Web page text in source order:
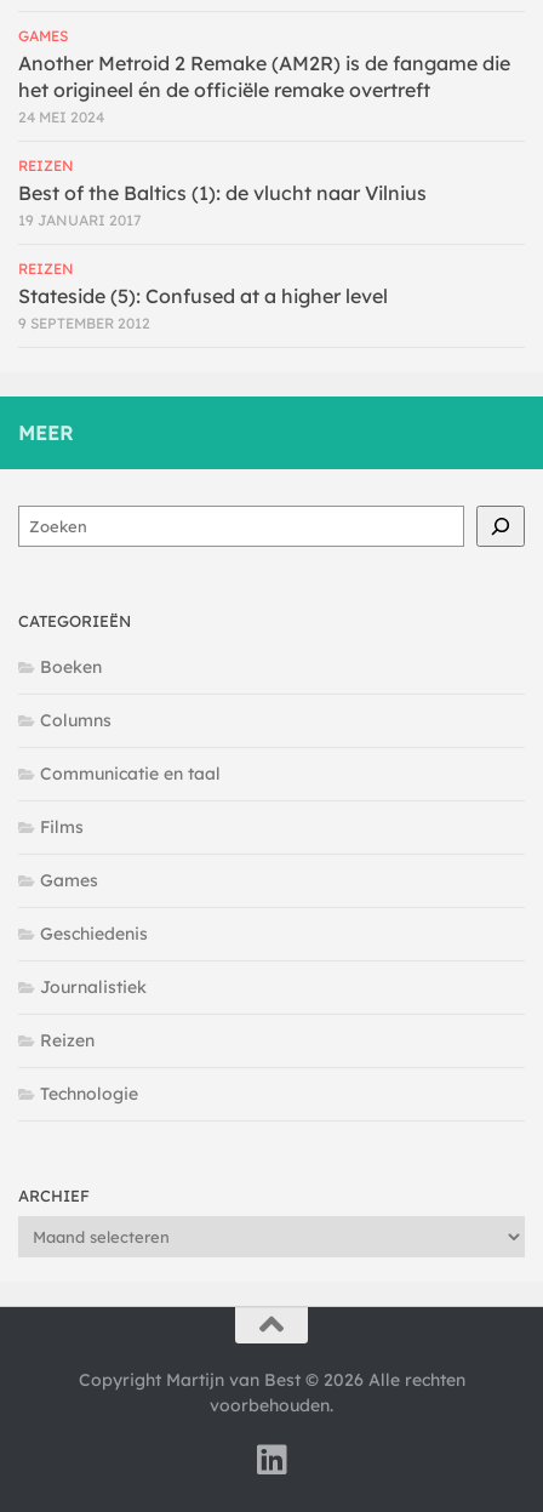
GAMES
Another Metroid 2 Remake (AM2R) is de fangame die
het origineel én de officiële remake overtreft
24 MEI 2024
REIZEN
Best of the Baltics (1): de vlucht naar Vilnius
19 JANUARI 2017
REIZEN
Stateside (5): Confused at a higher level
9 SEPTEMBER 2012
MEER
Zoeken
CATEGORIEËN
Boeken
Columns
Communicatie en taal
Films
Games
Geschiedenis
Journalistiek
Reizen
Technologie
ARCHIEF
Archief
Copyright Martijn van Best © 2026 Alle rechten
voorbehouden.